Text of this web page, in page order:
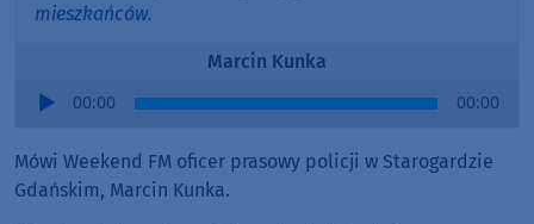
mieszkańców.
Marcin Kunka
Audio
00:00 00:00
Mówi Weekend FM oficer prasowy policji w Starogardzie
Gdańskim, Marcin Kunka.